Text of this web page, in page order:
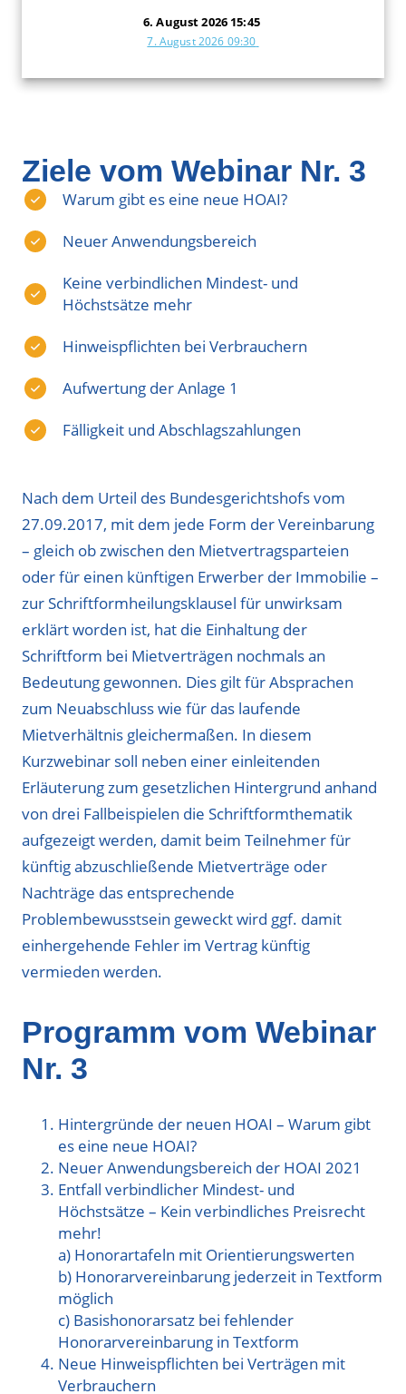
6. August 2026 15:45
7. August 2026 09:30
Ziele vom Webinar Nr. 3
Warum gibt es eine neue HOAI?
Neuer Anwendungsbereich
Keine verbindlichen Mindest- und
Höchstsätze mehr
Hinweispflichten bei Verbrauchern
Aufwertung der Anlage 1
Fälligkeit und Abschlagszahlungen
Nach dem Urteil des Bundesgerichtshofs vom
27.09.2017, mit dem jede Form der Vereinbarung
– gleich ob zwischen den Mietvertragsparteien
oder für einen künftigen Erwerber der Immobilie –
zur Schriftformheilungsklausel für unwirksam
erklärt worden ist, hat die Einhaltung der
Schriftform bei Mietverträgen nochmals an
Bedeutung gewonnen. Dies gilt für Absprachen
zum Neuabschluss wie für das laufende
Mietverhältnis gleichermaßen. In diesem
Kurzwebinar soll neben einer einleitenden
Erläuterung zum gesetzlichen Hintergrund anhand
von drei Fallbeispielen die Schriftformthematik
aufgezeigt werden, damit beim Teilnehmer für
künftig abzuschließende Mietverträge oder
Nachträge das entsprechende
Problembewusstsein geweckt wird ggf. damit
einhergehende Fehler im Vertrag künftig
vermieden werden.
Programm vom Webinar
Nr. 3
Hintergründe der neuen HOAI – Warum gibt
es eine neue HOAI?
Neuer Anwendungsbereich der HOAI 2021
Entfall verbindlicher Mindest- und
Höchstsätze – Kein verbindliches Preisrecht
mehr!
a) Honorartafeln mit Orientierungswerten
b) Honorarvereinbarung jederzeit in Textform
möglich
c) Basishonorarsatz bei fehlender
Honorarvereinbarung in Textform
Neue Hinweispflichten bei Verträgen mit
Verbrauchern